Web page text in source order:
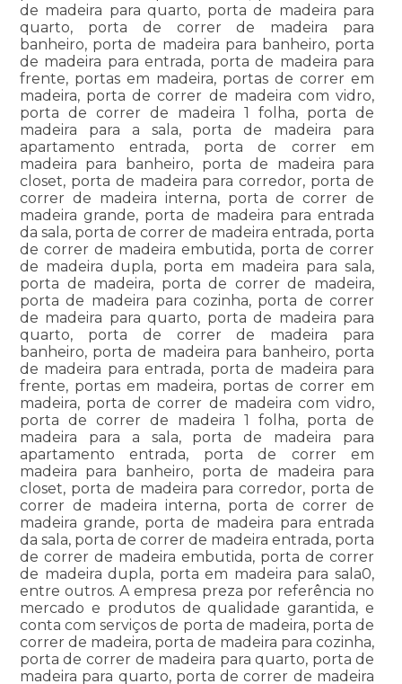
de madeira para quarto, porta de madeira para
quarto, porta de correr de madeira para
banheiro, porta de madeira para banheiro, porta
de madeira para entrada, porta de madeira para
frente, portas em madeira, portas de correr em
madeira, porta de correr de madeira com vidro,
porta de correr de madeira 1 folha, porta de
madeira para a sala, porta de madeira para
apartamento entrada, porta de correr em
madeira para banheiro, porta de madeira para
closet, porta de madeira para corredor, porta de
correr de madeira interna, porta de correr de
madeira grande, porta de madeira para entrada
da sala, porta de correr de madeira entrada, porta
de correr de madeira embutida, porta de correr
de madeira dupla, porta em madeira para sala,
porta de madeira, porta de correr de madeira,
porta de madeira para cozinha, porta de correr
de madeira para quarto, porta de madeira para
quarto, porta de correr de madeira para
banheiro, porta de madeira para banheiro, porta
de madeira para entrada, porta de madeira para
frente, portas em madeira, portas de correr em
madeira, porta de correr de madeira com vidro,
porta de correr de madeira 1 folha, porta de
madeira para a sala, porta de madeira para
apartamento entrada, porta de correr em
madeira para banheiro, porta de madeira para
closet, porta de madeira para corredor, porta de
correr de madeira interna, porta de correr de
madeira grande, porta de madeira para entrada
da sala, porta de correr de madeira entrada, porta
de correr de madeira embutida, porta de correr
de madeira dupla, porta em madeira para sala0,
entre outros. A empresa preza por referência no
mercado e produtos de qualidade garantida, e
conta com serviços de porta de madeira, porta de
correr de madeira, porta de madeira para cozinha,
porta de correr de madeira para quarto, porta de
madeira para quarto, porta de correr de madeira